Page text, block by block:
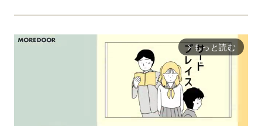
arrow_forward_ios もっと読む